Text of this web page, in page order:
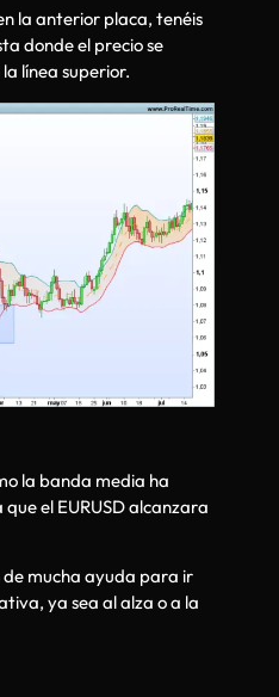
la anterior placa, tenéis
donde el precio se
línea superior.
la banda media ha
el EURUSD alcanzara
de mucha ayuda para ir
ya sea al alza o a la